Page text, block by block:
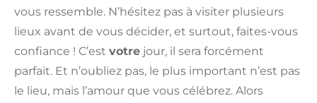
vous ressemble. N’hésitez pas à visiter plusieurs
lieux avant de vous décider, et surtout, faites-vous
confiance ! C’est votre jour, il sera forcément
parfait. Et n’oubliez pas, le plus important n’est pas
le lieu, mais l’amour que vous célébrez. Alors